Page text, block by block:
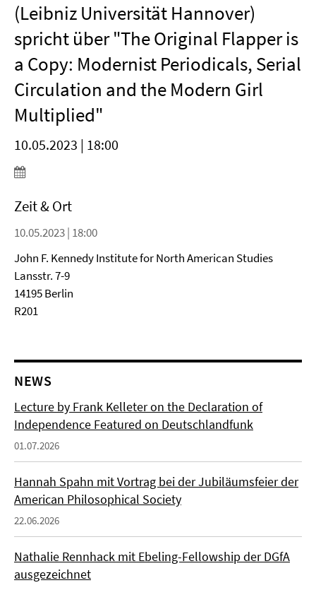
(Leibniz Universität Hannover)
spricht über "The Original Flapper is
a Copy: Modernist Periodicals, Serial
Circulation and the Modern Girl
Multiplied"
10.05.2023 | 18:00
Zeit & Ort
10.05.2023 | 18:00
John F. Kennedy Institute for North American Studies
Lansstr. 7-9
14195 Berlin
R201
NEWS
Lecture by Frank Kelleter on the Declaration of
Independence Featured on Deutschlandfunk
01.07.2026
Hannah Spahn mit Vortrag bei der Jubiläumsfeier der
American Philosophical Society
22.06.2026
Nathalie Rennhack mit Ebeling-Fellowship der DGfA
ausgezeichnet